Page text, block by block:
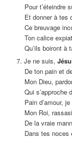
Pour t’éteindre
Et donner à
Ce breuvage
Ton calice
Qu’ils boiront à
7. Je ne suis,
De ton pain et
Mon Dieu,
Qui s’approche
Pain d’amour,
Mon Roi,
De la vraie
Dans tes noces
Texte :
Johann